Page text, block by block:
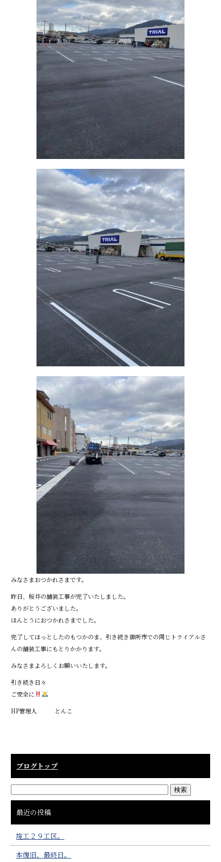
みなさまおつかれさまです。
昨日、桜井の舗装工事が完了いたしました。
ありがとうございました。
ほんとうにおつかれさまでした。
完了してほっとしたのもつかのま、引き続き御所市での同じトライアルさ
んの舗装工事にもとりかかります。
みなさまよろしくお願いいたします。
引き続き日々
ご安全に
HP管理人 とんこ
ブログトップ
最近の投稿
竣工２９工区。
本復旧、最終日。